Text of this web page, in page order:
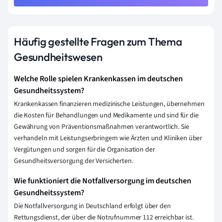
Häufig gestellte Fragen zum Thema
Gesundheitswesen
Welche Rolle spielen Krankenkassen im deutschen
Gesundheitssystem?
Krankenkassen finanzieren medizinische Leistungen, übernehmen
die Kosten für Behandlungen und Medikamente und sind für die
Gewährung von Präventionsmaßnahmen verantwortlich. Sie
verhandeln mit Leistungserbringern wie Ärzten und Kliniken über
Vergütungen und sorgen für die Organisation der
Gesundheitsversorgung der Versicherten.
Wie funktioniert die Notfallversorgung im deutschen
Gesundheitssystem?
Die Notfallversorgung in Deutschland erfolgt über den
Rettungsdienst, der über die Notrufnummer 112 erreichbar ist.